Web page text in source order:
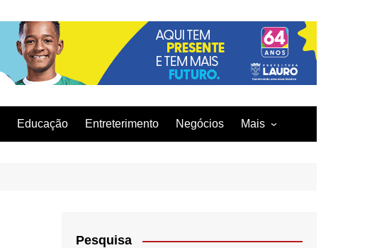
Educação Entreterimento Negócios Mais
Pesquisa